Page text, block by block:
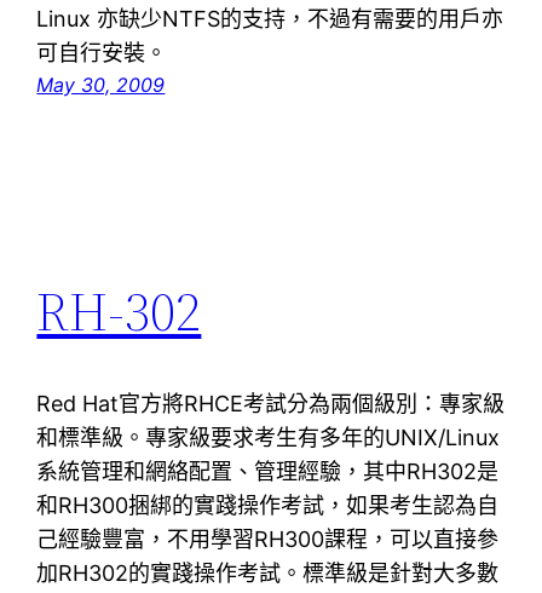
Linux 亦缺少NTFS的支持，不過有需要的用戶亦
可自行安裝。
May 30, 2009
RH-302
Red Hat官方將RHCE考試分為兩個級別：專家級
和標準級。專家級要求考生有多年的UNIX/Linux
系統管理和網絡配置、管理經驗，其中RH302是
和RH300捆綁的實踐操作考試，如果考生認為自
己經驗豐富，不用學習RH300課程，可以直接參
加RH302的實踐操作考試。標準級是針對大多數